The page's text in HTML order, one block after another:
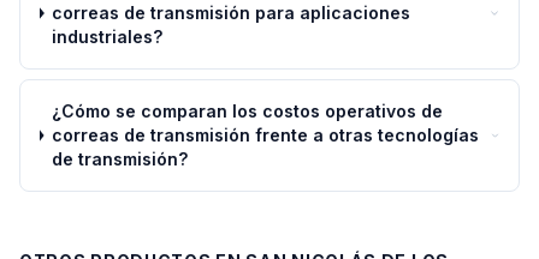
correas de transmisión para aplicaciones
industriales?
¿Cómo se comparan los costos operativos de
correas de transmisión frente a otras tecnologías
de transmisión?